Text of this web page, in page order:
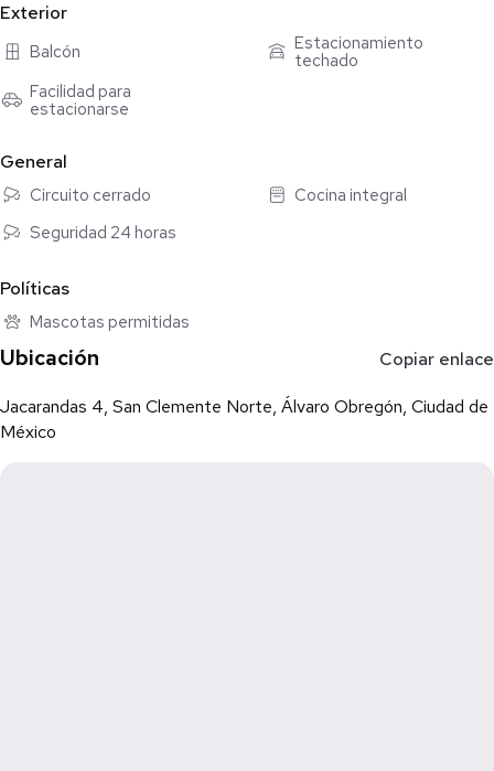
Exterior
Balcón
Estacionamiento
techado
Facilidad para
estacionarse
General
Circuito cerrado
Cocina integral
Seguridad 24 horas
Políticas
Mascotas permitidas
Ubicación Copiar enlace
Jacarandas 4, San Clemente Norte, Álvaro Obregón, Ciudad de
México